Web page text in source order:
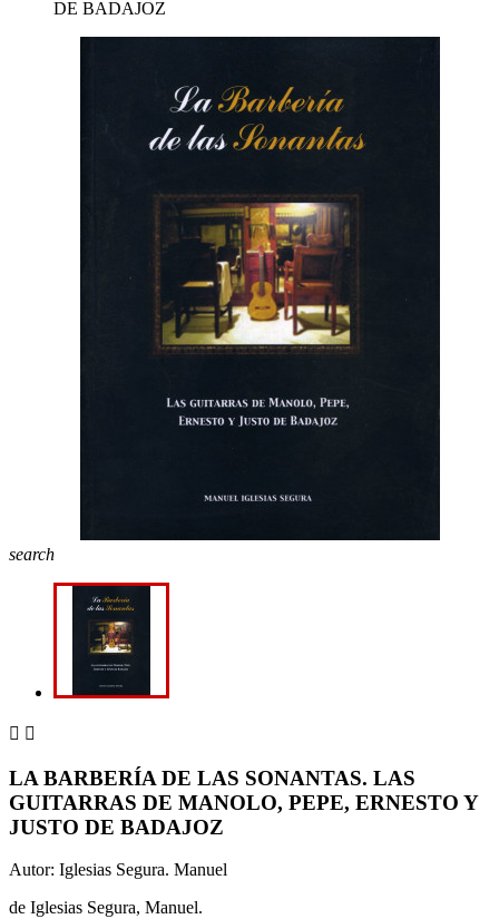
DE BADAJOZ
search
 
LA BARBERÍA DE LAS SONANTAS. LAS
GUITARRAS DE MANOLO, PEPE, ERNESTO Y
JUSTO DE BADAJOZ
Autor: Iglesias Segura. Manuel
de Iglesias Segura, Manuel.